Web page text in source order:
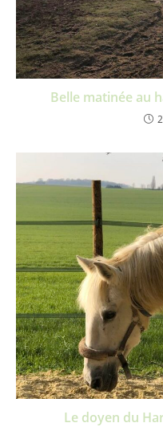
Belle matinée au
Le doyen du